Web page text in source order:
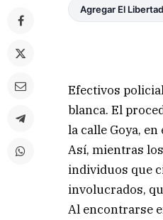
Agregar El
Efectivos
blanca. El
la calle Goya,
Así, mientras
individuos que
involucrados,
Al encontrarse